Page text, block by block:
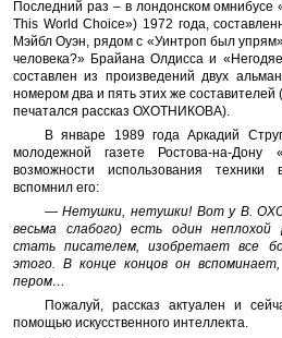
Последний раз – в лондонском
This World Choice») 1972 года,
Мэйбл Оуэн, рядом с «Уинтроп был
человека?» Брайана Олдисса и
составлен из произведений двух
номером два и пять этих же составителей
печатался рассказ ОХОТНИКОВА).
В январе 1989 года Аркадий
молодежной газете Ростова-на-
возможности использования
вспомнил его:
— Нетушки, нетушки! Вот у В.
весьма слабого) есть один неплохой
стать писателем, изобретает все
этого. В конце концов он
пером…
Пожалуй, рассказ актуален и
помощью искусственного интеллекта.